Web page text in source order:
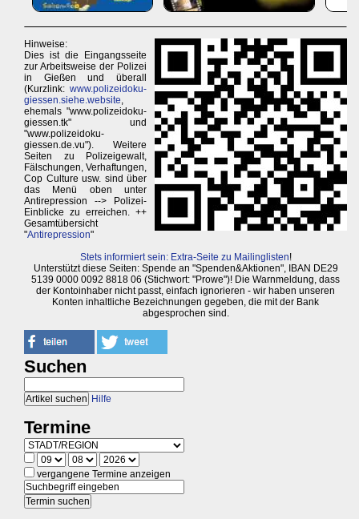
Hinweise:
Dies ist die Eingangsseite
zur Arbeitsweise der Polizei
in Gießen und überall
(Kurzlink:www.polizeidoku-
giessen.siehe.website,
ehemals "www.polizeidoku-
giessen.tk" und
"www.polizeidoku-
giessen.de.vu"). Weitere
Seiten zu Polizeigewalt,
Fälschungen, Verhaftungen,
Cop Culture usw. sind über
das Menü oben unter
Antirepression --> Polizei-
Einblicke zu erreichen. ++
Gesamtübersicht
"Antirepression"
Stets informiert sein: Extra-Seite zu Mailinglisten!
Unterstützt diese Seiten: Spende an "Spenden&Aktionen", IBAN DE29
5139 0000 0092 8818 06 (Stichwort: "Prowe")! Die Warnmeldung, dass
der Kontoinhaber nicht passt, einfach ignorieren - wir haben unseren
Konten inhaltliche Bezeichnungen gegeben, die mit der Bank
abgesprochen sind.
Suchen
Hilfe
Termine
vergangene Termine anzeigen